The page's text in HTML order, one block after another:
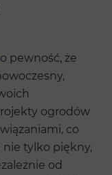
pewność, że
ogrodów
co
nie tylko piękny,
od